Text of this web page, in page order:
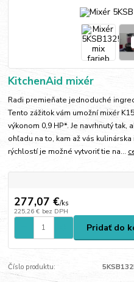
KitchenAid mixér
Radi premieňate jednoduché
Tento zážitok vám umožní mixér
výkonom 0,9 HP*. Je navrhnutý
ohľadu na to, kam až vás
rýchlostí je možné vytvoriť tie na...
277,07 €/ks
225,26 € bez DPH
Pridať do
Číslo produktu: